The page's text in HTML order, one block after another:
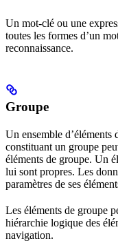
Un mot-clé ou une
toutes les formes d’un
reconnaissance.
Groupe
Un ensemble d’éléments
constituant un groupe
éléments de groupe. Un
lui sont propres. Les
paramètres de ses
Les éléments de groupe
hiérarchie logique des
navigation.